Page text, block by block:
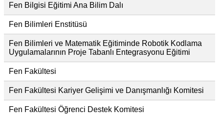
Fen Bilgisi Eğitimi Ana Bilim Dalı
Fen Bilimleri Enstitüsü
Fen Bilimleri ve Matematik Eğitiminde Robotik Kodlama
Uygulamalarının Proje Tabanlı Entegrasyonu Eğitimi
Fen Fakültesi
Fen Fakültesi Kariyer Gelişimi ve Danışmanlığı Komitesi
Fen Fakültesi Öğrenci Destek Komitesi